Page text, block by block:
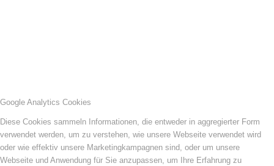
Google Analytics Cookies
Diese Cookies sammeln Informationen, die entweder in aggregierter Form
verwendet werden, um zu verstehen, wie unsere Webseite verwendet wird
oder wie effektiv unsere Marketingkampagnen sind, oder um unsere
Webseite und Anwendung für Sie anzupassen, um Ihre Erfahrung zu